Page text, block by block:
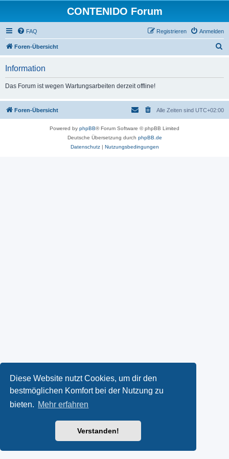
Diese Website nutzt Cookies, um dir den
bestmöglichen Komfort bei der Nutzung zu
bieten. Mehr erfahren
Verstanden!
CONTENIDO Forum
FAQ Anmelden
Registrieren
Foren-Übersicht
Information
Das Forum ist wegen Wartungsarbeiten derzeit offline!
Foren-Übersicht Alle Zeiten sind UTC+02:00
Powered by phpBB® Forum Software © phpBB Limited
Deutsche Übersetzung durch phpBB.de
Datenschutz| Nutzungsbedingungen